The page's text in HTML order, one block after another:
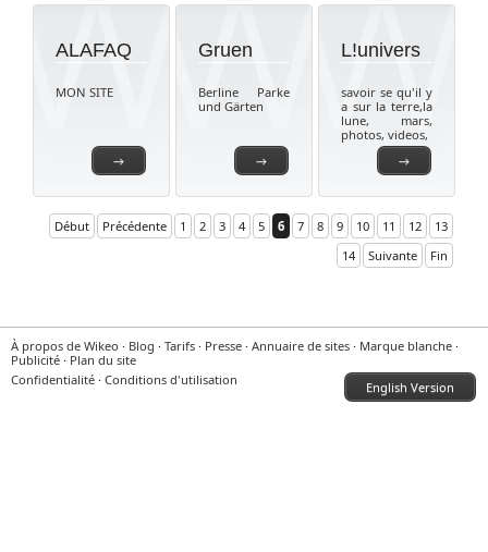
→
ALAFAQ
MON SITE
→
Gruen
Berline Parke
und Gärten
→
L!univers
savoir se qu'il y
a sur la terre,la
lune, mars,
photos, videos,
Début Précédente 1 2 3 4 5 6 7 8 9 10 11 12
13
14
Suivante Fin
À propos de Wikeo · Blog · Tarifs · Presse · Annuaire de sites · Marque blanche ·
Publicité · Plan du site
Confidentialité · Conditions d'utilisation English Version